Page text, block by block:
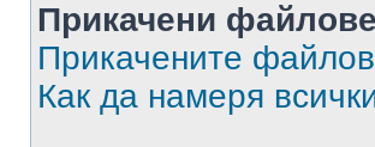
Прикачени файлове
Прикачените
Как да намеря